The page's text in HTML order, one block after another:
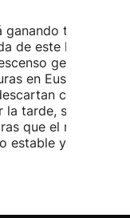
terreno
de este lunes y
generalizado
en Euskal Herria.
chubascos
tarde, sobre todo
que el martes
estable y el calor.